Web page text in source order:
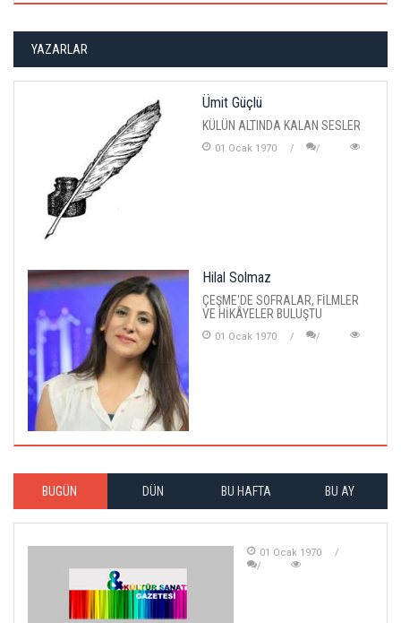
YAZARLAR
Ümit Güçlü
KÜLÜN ALTINDA KALAN SESLER
01 Ocak 1970
Hilal Solmaz
ÇEŞME'DE SOFRALAR, FİLMLER
VE HİKÂYELER BULUŞTU
01 Ocak 1970
BUGÜN DÜN BU HAFTA BU AY
01 Ocak 1970